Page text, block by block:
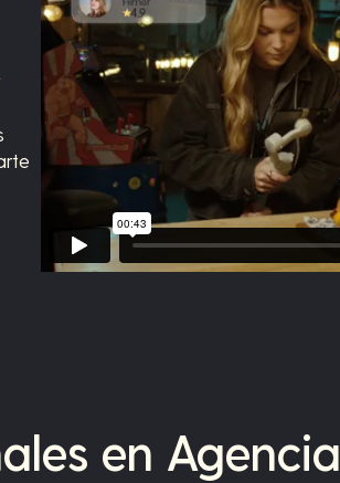
en Agencia